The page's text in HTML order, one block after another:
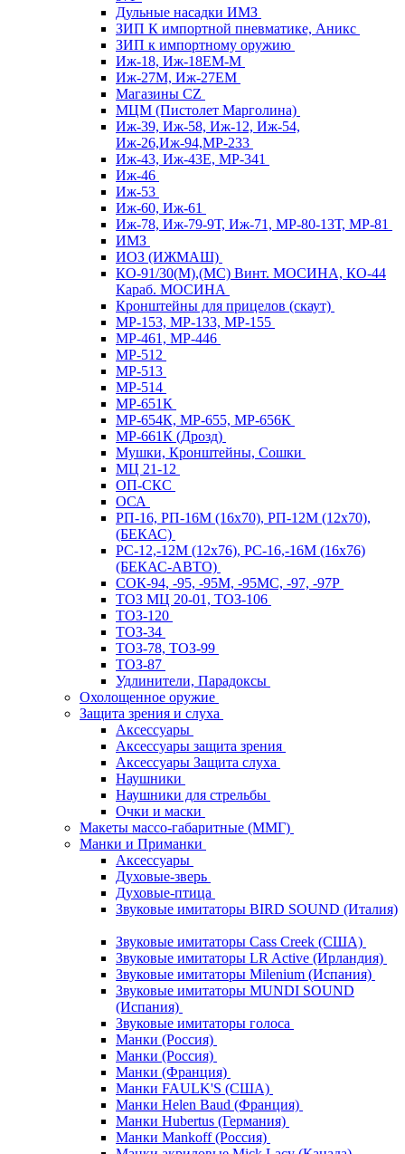
Дульные насадки ИМЗ
ЗИП К импортной пневматике, Аникс
ЗИП к импортному оружию
Иж-18, Иж-18ЕМ-М
Иж-27М, Иж-27ЕМ
Магазины CZ
МЦМ (Пистолет Марголина)
Иж-39, Иж-58, Иж-12, Иж-54,
Иж-26,Иж-94,МР-233
Иж-43, Иж-43Е, МР-341
Иж-46
Иж-53
Иж-60, Иж-61
Иж-78, Иж-79-9Т, Иж-71, МР-80-13Т, МР-81
ИМЗ
ИОЗ (ИЖМАШ)
КО-91/30(М),(МС) Винт. МОСИНА, КО-44
Караб. МОСИНА
Кронштейны для прицелов (скаут)
МР-153, МР-133, МР-155
МР-461, МР-446
МР-512
МР-513
МР-514
МР-651К
МР-654К, МР-655, МР-656К
МР-661К (Дрозд)
Мушки, Кронштейны, Сошки
МЦ 21-12
ОП-СКС
ОСА
РП-16, РП-16М (16х70), РП-12М (12х70),
(БЕКАС)
РС-12,-12М (12х76), РС-16,-16М (16х76)
(БЕКАС-АВТО)
СОК-94, -95, -95М, -95МС, -97, -97Р
ТОЗ МЦ 20-01, ТОЗ-106
ТОЗ-120
ТОЗ-34
ТОЗ-78, ТОЗ-99
ТОЗ-87
Удлинители, Парадоксы
Охолощенное оружие
Защита зрения и слуха
Аксессуары
Аксессуары защита зрения
Аксессуары Защита слуха
Наушники
Наушники для стрельбы
Очки и маски
Макеты массо-габаритные (ММГ)
Манки и Приманки
Аксессуары
Духовые-зверь
Духовые-птица
Звуковые имитаторы BIRD SOUND (Италия)
Звуковые имитаторы Cass Creek (США)
Звуковые имитаторы LR Active (Ирландия)
Звуковые имитаторы Milenium (Испания)
Звуковые имитаторы MUNDI SOUND
(Испания)
Звуковые имитаторы голоса
Манки (Россия)
Манки (Россия)
Манки (Франция)
Манки FAULK'S (США)
Манки Helen Baud (Франция)
Манки Hubertus (Германия)
Манки Mankoff (Россия)